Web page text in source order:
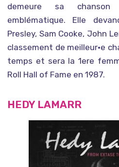
demeure sa
emblématique. Elle
Presley, Sam Cooke, John
classement de meilleur•e
temps et sera la 1ere
Roll Hall of Fame en 1987.
HEDY LAMARR